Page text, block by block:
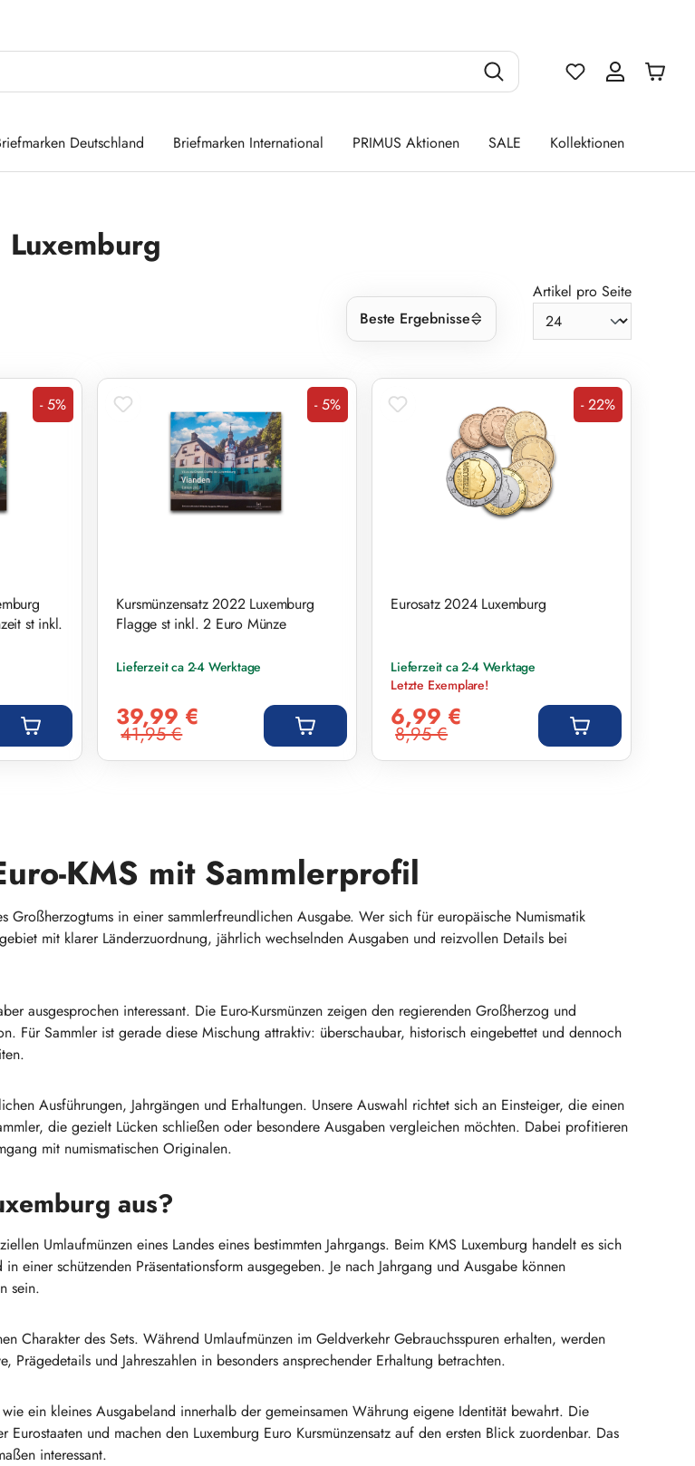
Du hast 0
Deutschland Briefmarken International PRIMUS Aktionen SALE Kollektionen
Luxemburg
Beste Ergebnisse
Artikel pro Seite
Rabatt
- 5%
st inkl.
Rabatt
- 5%
Kursmünzensatz 2022 Luxemburg
Flagge st inkl. 2 Euro Münze
Lieferzeit ca 2-4 Werktage
39,99 €
Regulärer Preis:
41,95 €
Rabatt
- 22%
Eurosatz 2024 Luxemburg
Lieferzeit ca 2-4 Werktage
Letzte Exemplare!
6,99 €
Regulärer Preis:
8,95 €
KMS mit Sammlerprofil
Großherzogtums in einer sammlerfreundlichen Ausgabe. Wer sich für europäische Numismatik
mit klarer Länderzuordnung, jährlich wechselnden Ausgaben und reizvollen Details bei
ausgesprochen interessant. Die Euro-Kursmünzen zeigen den regierenden Großherzog und
Für Sammler ist gerade diese Mischung attraktiv: überschaubar, historisch eingebettet und dennoch
Ausführungen, Jahrgängen und Erhaltungen. Unsere Auswahl richtet sich an Einsteiger, die einen
die gezielt Lücken schließen oder besondere Ausgaben vergleichen möchten. Dabei profitieren
mit numismatischen Originalen.
aus?
Umlaufmünzen eines Landes eines bestimmten Jahrgangs. Beim KMS Luxemburg handelt es sich
einer schützenden Präsentationsform ausgegeben. Je nach Jahrgang und Ausgabe können
sein.
Charakter des Sets. Während Umlaufmünzen im Geldverkehr Gebrauchsspuren erhalten, werden
und Jahreszahlen in besonders ansprechender Erhaltung betrachten.
ein kleines Ausgabeland innerhalb der gemeinsamen Währung eigene Identität bewahrt. Die
und machen den Luxemburg Euro Kursmünzensatz auf den ersten Blick zuordenbar. Das
interessant.